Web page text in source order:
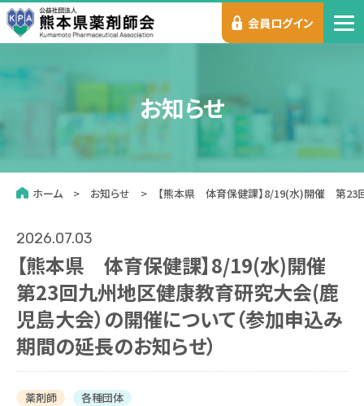
会員ログイン
お知らせ
ホーム お知らせ 【熊本県 体育保健課】8/19(水)開催 第23
2026.07.03
【熊本県 体育保健課】8/19(水)開催
第23回九州地区健康教育研究大会(鹿
児島大会）の開催について（参加申込み
期間の延長のお知らせ）
薬剤師 各種団体